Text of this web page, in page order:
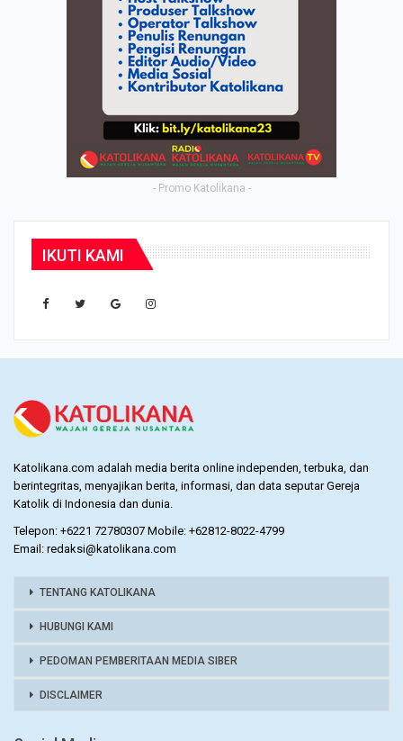
- Promo Katolikana -
IKUTI KAMI
Katolikana.com adalah media berita online independen, terbuka, dan
berintegritas, menyajikan berita, informasi, dan data seputar Gereja
Katolik di Indonesia dan dunia.
Telepon: +6221 72780307 Mobile: +62812-8022-4799
Email: redaksi@katolikana.com
TENTANG KATOLIKANA
HUBUNGI KAMI
PEDOMAN PEMBERITAAN MEDIA SIBER
DISCLAIMER